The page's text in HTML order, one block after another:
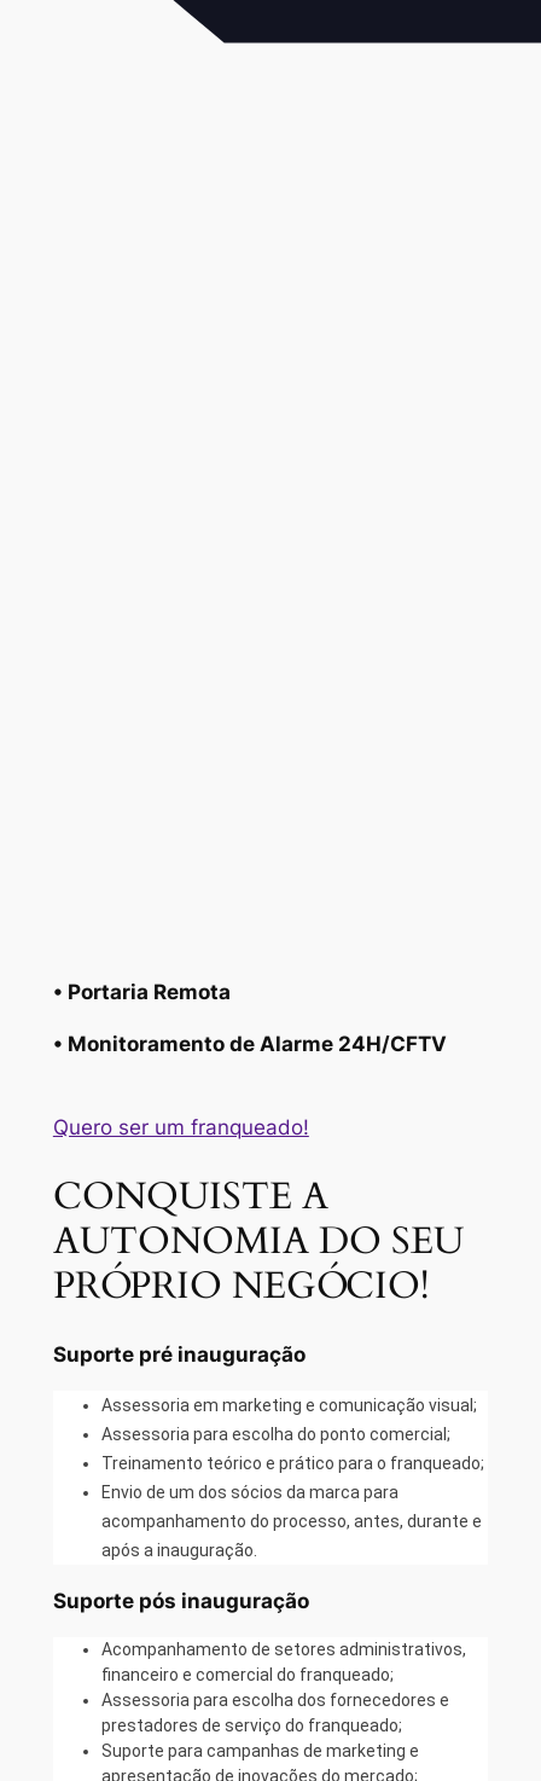
• Portaria Remota
• Monitoramento de Alarme 24H/CFTV
Quero ser um franqueado!
CONQUISTE A
AUTONOMIA DO SEU
PRÓPRIO NEGÓCIO!
Suporte pré inauguração
Assessoria em marketing e comunicação visual;
Assessoria para escolha do ponto comercial;
Treinamento teórico e prático para o franqueado;
Envio de um dos sócios da marca para
acompanhamento do processo, antes, durante e
após a inauguração.
Suporte pós inauguração
Acompanhamento de setores administrativos,
financeiro e comercial do franqueado;
Assessoria para escolha dos fornecedores e
prestadores de serviço do franqueado;
Suporte para campanhas de marketing e
apresentação de inovações do mercado;